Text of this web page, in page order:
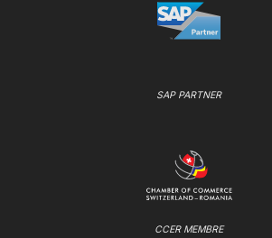
SAP PARTNER
CCER MEMBRE